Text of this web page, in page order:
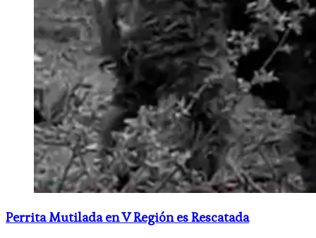
Perrita Mutilada en V Región es Rescatada